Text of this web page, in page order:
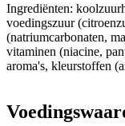
Ingrediënten:
voedingszuur
(natriumcarbonaten,
vitaminen (niacine,
aroma's, kleurstoffen